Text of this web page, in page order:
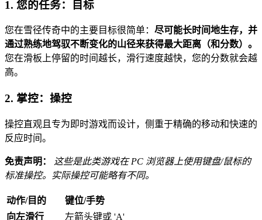
1. 您的任务：目标
您在雪径传奇中的主要目标很简单： 尽可能长时间地生存，并
通过熟练地驾驭不断变化的山径来获得最大距离（和分数）。
您在滑板上停留的时间越长，滑行速度越快，您的分数就会越
高。
2. 掌控：操控
操控直观且专为即时游戏而设计，侧重于精确的移动和快速的
反应时间。
免责声明：
这些是此类游戏在 PC 浏览器上使用键盘/鼠标的
标准操控。实际操控可能略有不同。
动作/目的
键位/手势
向左滑行
左箭头键或 'A'